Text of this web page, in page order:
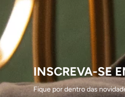
INSCREVA-SE
Fique por dentro das